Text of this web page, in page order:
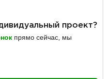
проект?
прямо сейчас, мы